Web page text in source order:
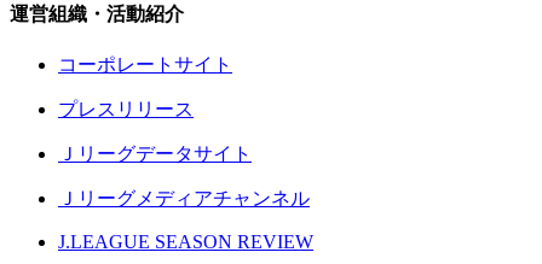
運営組織・活動紹介
コーポレートサイト
プレスリリース
Ｊリーグデータサイト
Ｊリーグメディアチャンネル
J.LEAGUE SEASON REVIEW